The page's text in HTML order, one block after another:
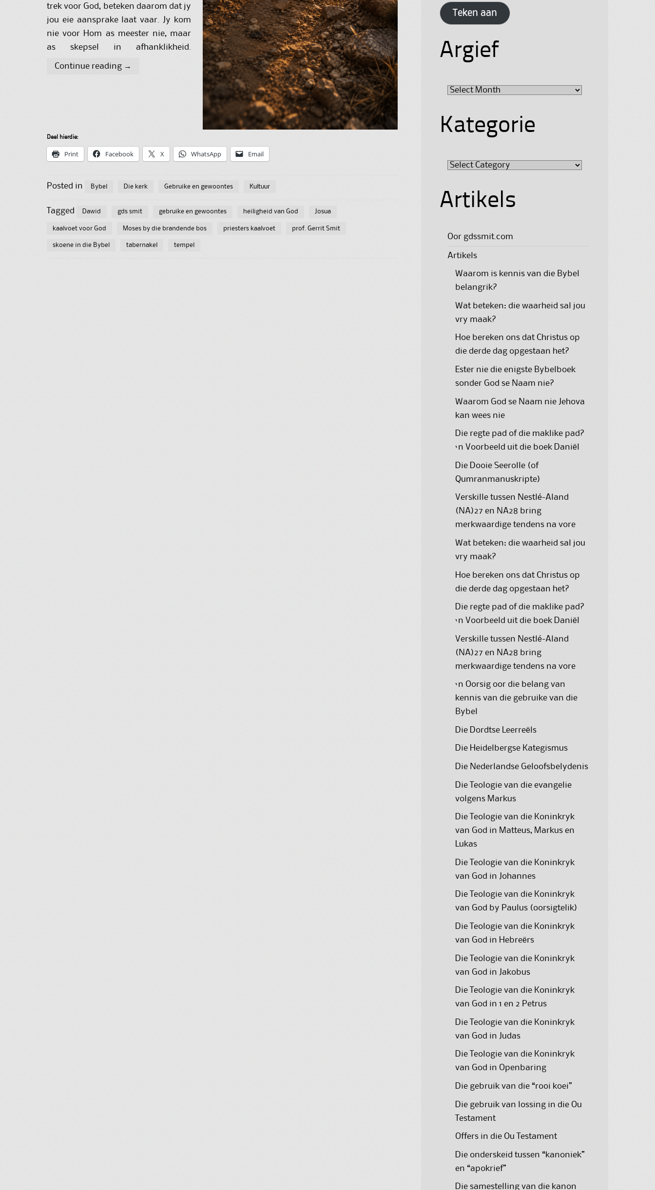
trek voor God, beteken daarom dat jy
jou eie aansprake laat vaar. Jy kom
nie voor Hom as meester nie, maar
as skepsel in afhanklikheid.
Continue reading →
Deel hierdie:
Print Facebook X WhatsApp Email
Posted in Bybel Die kerk Gebruike en gewoontes Kultuur
Tagged Dawid gds smit gebruike en gewoontes heiligheid van God Josua
kaalvoet voor God Moses by die brandende bos priesters kaalvoet prof. Gerrit Smit
skoene in die Bybel tabernakel tempel
Teken aan
Argief
Argief
Kategorie
Kategorie
Artikels
Oor gdssmit.com
Artikels
Waarom is kennis van die Bybel
belangrik?
Wat beteken: die waarheid sal jou
vry maak?
Hoe bereken ons dat Christus op
die derde dag opgestaan het?
Ester nie die enigste Bybelboek
sonder God se Naam nie?
Waarom God se Naam nie Jehova
kan wees nie
Die regte pad of die maklike pad?
‘n Voorbeeld uit die boek Daniël
Die Dooie Seerolle (of
Qumranmanuskripte)
Verskille tussen Nestlé-Aland
(NA)27 en NA28 bring
merkwaardige tendens na vore
Wat beteken: die waarheid sal jou
vry maak?
Hoe bereken ons dat Christus op
die derde dag opgestaan het?
Die regte pad of die maklike pad?
‘n Voorbeeld uit die boek Daniël
Verskille tussen Nestlé-Aland
(NA)27 en NA28 bring
merkwaardige tendens na vore
‘n Oorsig oor die belang van
kennis van die gebruike van die
Bybel
Die Dordtse Leerreëls
Die Heidelbergse Kategismus
Die Nederlandse Geloofsbelydenis
Die Teologie van die evangelie
volgens Markus
Die Teologie van die Koninkryk
van God in Matteus, Markus en
Lukas
Die Teologie van die Koninkryk
van God in Johannes
Die Teologie van die Koninkryk
van God by Paulus (oorsigtelik)
Die Teologie van die Koninkryk
van God in Hebreërs
Die Teologie van die Koninkryk
van God in Jakobus
Die Teologie van die Koninkryk
van God in 1 en 2 Petrus
Die Teologie van die Koninkryk
van God in Judas
Die Teologie van die Koninkryk
van God in Openbaring
Die gebruik van die “rooi koei”
Die gebruik van lossing in die Ou
Testament
Offers in die Ou Testament
Die onderskeid tussen “kanoniek”
en “apokrief”
Die samestelling van die kanon